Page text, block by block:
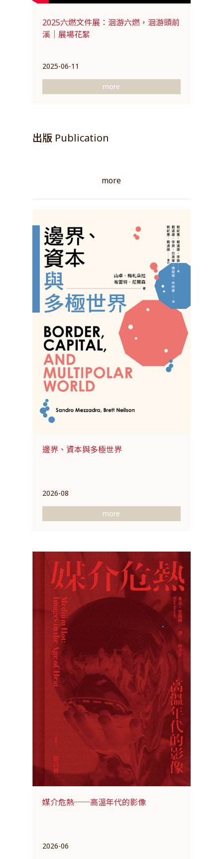
2025六燃文件展：洄游六燃，洄游頭前
溪｜展場花絮
2025-06-11
more
出版 Publication
more
邊界、資本與多極世界
2026-08
more
媒介危熱──高溫年代的影像
2026-06